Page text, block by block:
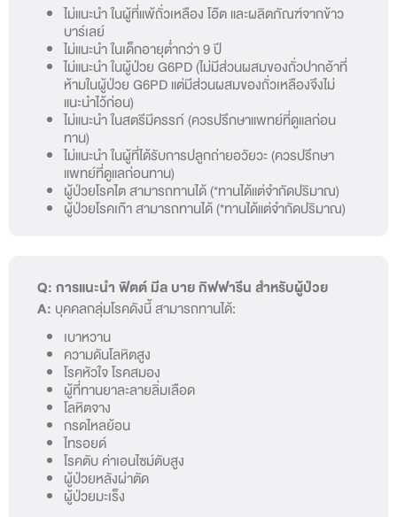
ไม่แนะนำ ในผู้ที่แพ้ถั่วเหลือง โอ๊ต และผลิตภัณฑ์จากข้าว
บาร์เลย์
ไม่แนะนำ ในเด็กอายุต่ำกว่า 9 ปี
ไม่แนะนำ ในผู้ป่วย G6PD (ไม่มีส่วนผสมของถั่วปากอ้าที่
ห้ามในผู้ป่วย G6PD แต่มีส่วนผสมของถั่วเหลืองจึงไม่
แนะนำไว้ก่อน)
ไม่แนะนำ ในสตรีมีครรภ์ (ควรปรึกษาแพทย์ที่ดูแลก่อน
ทาน)
ไม่แนะนำ ในผู้ที่ได้รับการปลูกถ่ายอวัยวะ (ควรปรึกษา
แพทย์ที่ดูแลก่อนทาน)
ผู้ป่วยโรคไต สามารถทานได้ (*ทานได้แต่จำกัดปริมาณ)
ผู้ป่วยโรคเก๊า สามารถทานได้ (*ทานได้แต่จำกัดปริมาณ)
Q: การแนะนำ ฟิตต์ มีล บาย กิฟฟารีน สำหรับผู้ป่วย
A: บุคคลกลุ่มโรคดังนี้ สามารถทานได้:
เบาหวาน
ความดันโลหิตสูง
โรคหัวใจ โรคสมอง
ผู้ที่ทานยาละลายลิ่มเลือด
โลหิตจาง
กรดไหลย้อน
ไทรอยด์
โรคตับ ค่าเอนไซม์ตับสูง
ผู้ป่วยหลังผ่าตัด
ผู้ป่วยมะเร็ง